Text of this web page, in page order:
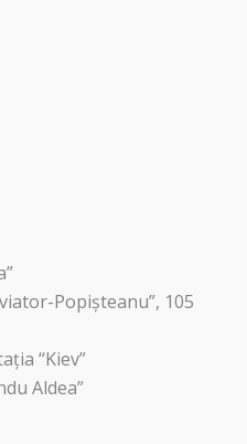
Popișteanu”, 105
“Kiev”
Aldea”